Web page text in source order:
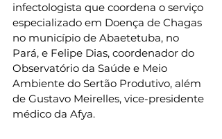
infectologista que coordena o serviço
especializado em Doença de Chagas
no município de Abaetetuba, no
Pará, e Felipe Dias, coordenador do
Observatório da Saúde e Meio
Ambiente do Sertão Produtivo, além
de Gustavo Meirelles, vice-presidente
médico da Afya.